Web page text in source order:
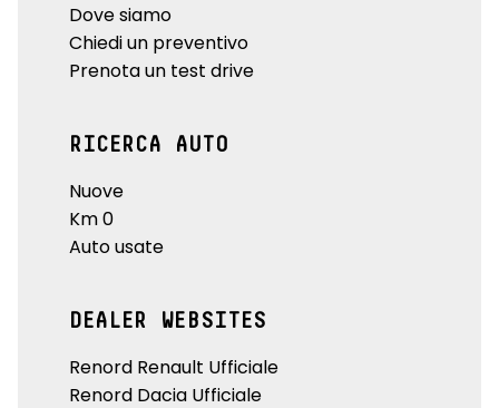
Dove siamo
Chiedi un preventivo
Prenota un test drive
RICERCA AUTO
Nuove
Km 0
Auto usate
DEALER WEBSITES
Renord Renault Ufficiale
Renord Dacia Ufficiale